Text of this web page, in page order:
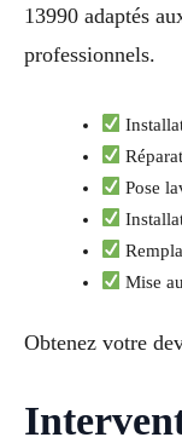
13990 adaptés
professionnels.
Pose
Mise
Obtenez votre